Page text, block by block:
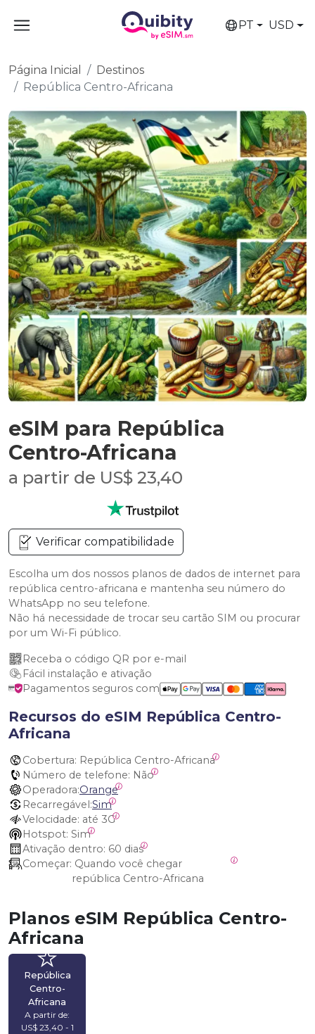
PT USD
Página Inicial
Destinos
República Centro-Africana
eSIM para República
Centro-Africana
a partir de US$ 23,40
Verificar compatibilidade
Escolha um dos nossos planos de dados de internet para
república centro-africana e mantenha seu número do
WhatsApp no seu telefone.
Não há necessidade de trocar seu cartão SIM ou procurar
por um Wi-Fi público.
Receba o código QR por e-mail
Fácil instalação e ativação
Pagamentos seguros com
Recursos do eSIM República Centro-
Africana
Cobertura: República Centro-Africana
Número de telefone: Não
Operadora:Orange
Recarregável:Sim
Velocidade: até 3G
Hotspot: Sim
Ativação dentro: 60 dias
Começar:
república Centro-Africana
Planos eSIM República Centro-
Africana
República
Centro-
Africana
A partir de:
US$ 23,40 - 1